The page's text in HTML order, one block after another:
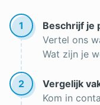
1
Beschrijf je
Vertel ons
Wat zijn je
2
Vergelijk
Kom in